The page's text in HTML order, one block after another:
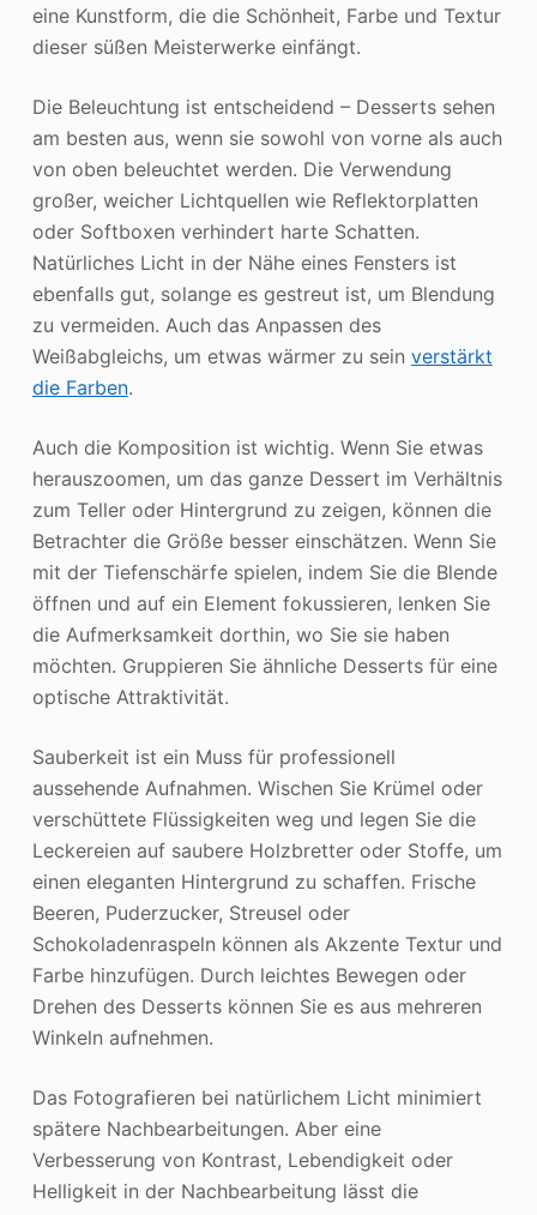
eine Kunstform, die die Schönheit, Farbe und Textur
dieser süßen Meisterwerke einfängt.
Die Beleuchtung ist entscheidend – Desserts sehen
am besten aus, wenn sie sowohl von vorne als auch
von oben beleuchtet werden. Die Verwendung
großer, weicher Lichtquellen wie Reflektorplatten
oder Softboxen verhindert harte Schatten.
Natürliches Licht in der Nähe eines Fensters ist
ebenfalls gut, solange es gestreut ist, um Blendung
zu vermeiden. Auch das Anpassen des
Weißabgleichs, um etwas wärmer zu sein verstärkt
die Farben.
Auch die Komposition ist wichtig. Wenn Sie etwas
herauszoomen, um das ganze Dessert im Verhältnis
zum Teller oder Hintergrund zu zeigen, können die
Betrachter die Größe besser einschätzen. Wenn Sie
mit der Tiefenschärfe spielen, indem Sie die Blende
öffnen und auf ein Element fokussieren, lenken Sie
die Aufmerksamkeit dorthin, wo Sie sie haben
möchten. Gruppieren Sie ähnliche Desserts für eine
optische Attraktivität.
Sauberkeit ist ein Muss für professionell
aussehende Aufnahmen. Wischen Sie Krümel oder
verschüttete Flüssigkeiten weg und legen Sie die
Leckereien auf saubere Holzbretter oder Stoffe, um
einen eleganten Hintergrund zu schaffen. Frische
Beeren, Puderzucker, Streusel oder
Schokoladenraspeln können als Akzente Textur und
Farbe hinzufügen. Durch leichtes Bewegen oder
Drehen des Desserts können Sie es aus mehreren
Winkeln aufnehmen.
Das Fotografieren bei natürlichem Licht minimiert
spätere Nachbearbeitungen. Aber eine
Verbesserung von Kontrast, Lebendigkeit oder
Helligkeit in der Nachbearbeitung lässt die